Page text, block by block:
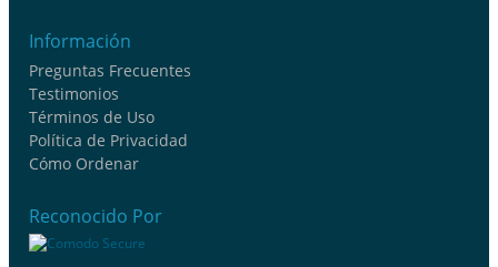
Información
Preguntas Frecuentes
Testimonios
Términos de Uso
Política de Privacidad
Cómo Ordenar
Reconocido Por